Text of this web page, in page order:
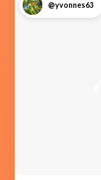
@yvonnes63